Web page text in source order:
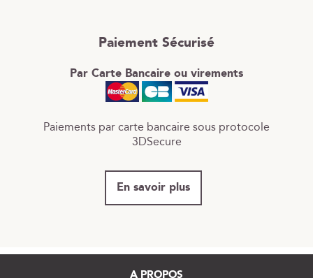
Paiement Sécurisé
Par Carte Bancaire ou virements
Paiements par carte bancaire sous protocole
3DSecure
En savoir plus